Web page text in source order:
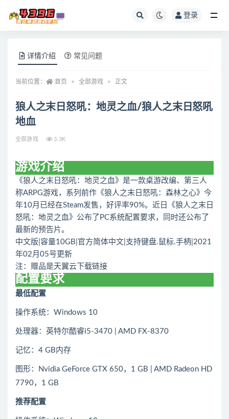
登录
详情介绍 常见问题
当前位置： 首页 全部游戏 正文
狼人之末日怒吼：地灵之血/狼人之末日怒吼
地血
全部游戏 3.3K
游戏介绍
《狼人之末日怒吼：地灵之血》是一款桌游改编、第三人
称ARPG游戏，系列前作《狼人之末日怒吼：森林之心》今
年10月已经在Steam发售，好评率90%。近日《狼人之末日
怒吼：地灵之血》公布了PC系统配置要求，同时还公布了
最新的预告片。
中文版|容量10GB|官方简体中文|支持键盘.鼠标.手柄|2021
年02月05号更新
注：赠品是天翼云下载链接
配置要求
最低配置
操作系统：Windows 10
处理器：英特尔酷睿i5-3470 | AMD FX-8370
记忆：4 GB内存
图形：Nvidia GeForce GTX 650，1 GB | AMD Radeon HD
7790，1 GB
推荐配置